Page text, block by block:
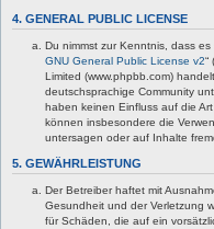
4. GENERAL PUBLIC LICENSE
Du nimmst zur Kenntnis, dass es
GNU General Public License v2“
Limited (www.phpbb.com)
deutschsprachige Community
haben keinen Einfluss auf die
können insbesondere die
untersagen oder auf Inhalte
5. GEWÄHRLEISTUNG
Der Betreiber haftet mit
Gesundheit und der Verletzung
für Schäden, die auf ein